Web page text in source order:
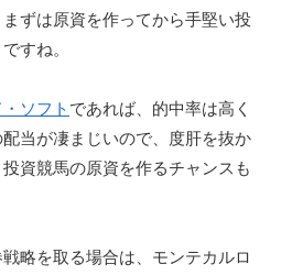
ずは原資を作ってから手堅い投
すね。
ソフト であれば、的中率は高く
当が凄まじいので、度肝を抜か
資競馬の原資を作るチャンスも
略を取る場合は、モンテカルロ